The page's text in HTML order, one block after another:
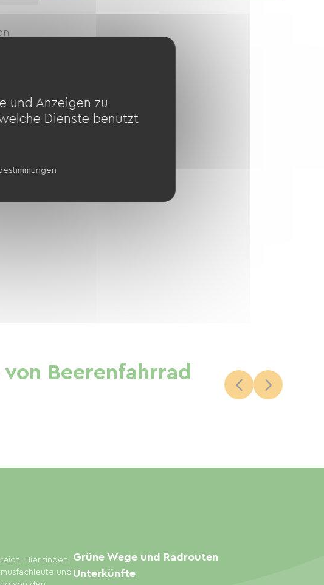
Beerenfahrrad
Hier finden
und
Grüne Wege und Radrouten
Unterkünfte
und Anzeigen zu
Dienste benutzt